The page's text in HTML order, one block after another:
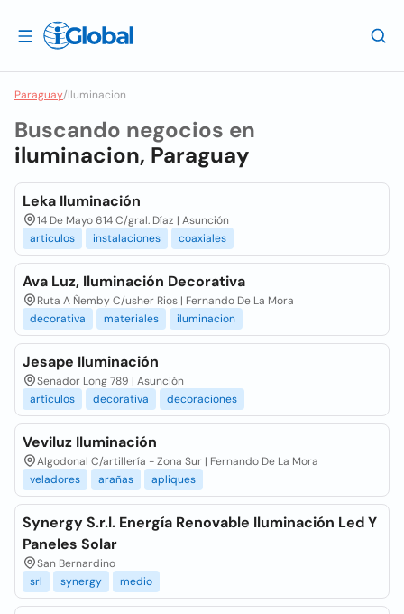
Paraguay/Iluminacion
Buscando negocios en
iluminacion, Paraguay
Leka Iluminación
14 De Mayo 614 C/gral. Díaz | Asunción
articulos
instalaciones coaxiales
Ava Luz, Iluminación Decorativa
Ruta A Ñemby C/usher Rios | Fernando De La Mora
decorativa
materiales iluminacion
Jesape Iluminación
Senador Long 789 | Asunción
artículos
decorativa decoraciones
Veviluz Iluminación
Algodonal C/artillería - Zona Sur | Fernando De La Mora
veladores
arañas apliques
Synergy S.r.l. Energía Renovable Iluminación Led Y
Paneles Solar
San Bernardino
srl
synergy medio